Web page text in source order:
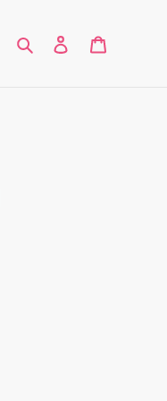
BuscarIngresar